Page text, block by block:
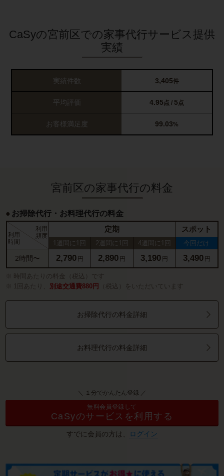
CaSyの宮前区での家事代行サービス提供
実績
実績件数 3,405件
平均評価 4.95 点 / 5 点
お客様満足度 99.03%
宮前区の家事代行の料金
お掃除代行・お料理代行の料金
利用
時間
利用
頻度
定期 スポット
1週間に1回 2週間に1回 4週間に1回 今回だけ
2時間〜 2,790 円 2,890 円 3,190 円 3,490 円
時間あたりの料金（税込）です
1回あたり、
別途交通費880円 （税込）をいただいています
お掃除代行の料金詳細
お料理代行の料金詳細
＼ １分でかんたん登録 ／
無料会員登録して
CaSyのサービスを利用する
すでに会員の方は、 ログイン